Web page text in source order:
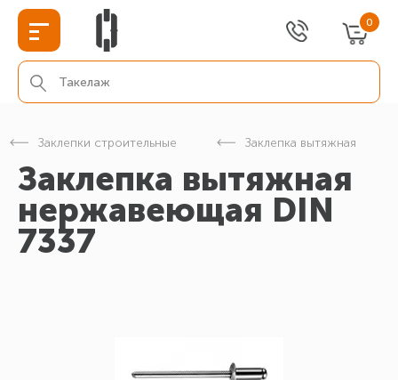
0
Заклепки строительные Заклепка вытяжная
Заклепка вытяжная
нержавеющая DIN
7337